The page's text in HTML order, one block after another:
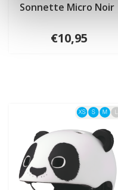
Sonnette Micro Noir
€10,95